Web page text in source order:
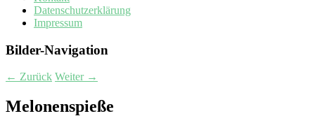
Datenschutzerklärung
Impressum
Bilder-Navigation
← Zurück Weiter →
Melonenspieße